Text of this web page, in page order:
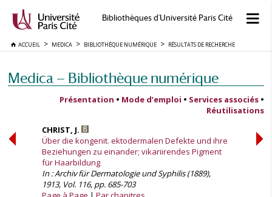
Bibliothèques d'Université Paris Cité
ACCUEIL MEDICA BIBLIOTHÈQUE NUMÉRIQUE RÉSULTATS DE RECHERCHE
Medica — Bibliothèque numérique
Présentation • Mode d’emploi • Services associés •
Réutilisations
CHRIST, J.
Über die kongenit. ektodermalen Defekte und ihre
Beziehungen zu einander; vikariirendes Pigment
für Haarbildung
In : Archiv für Dermatologie und Syphilis (1889),
1913, Vol. 116, pp. 685-703